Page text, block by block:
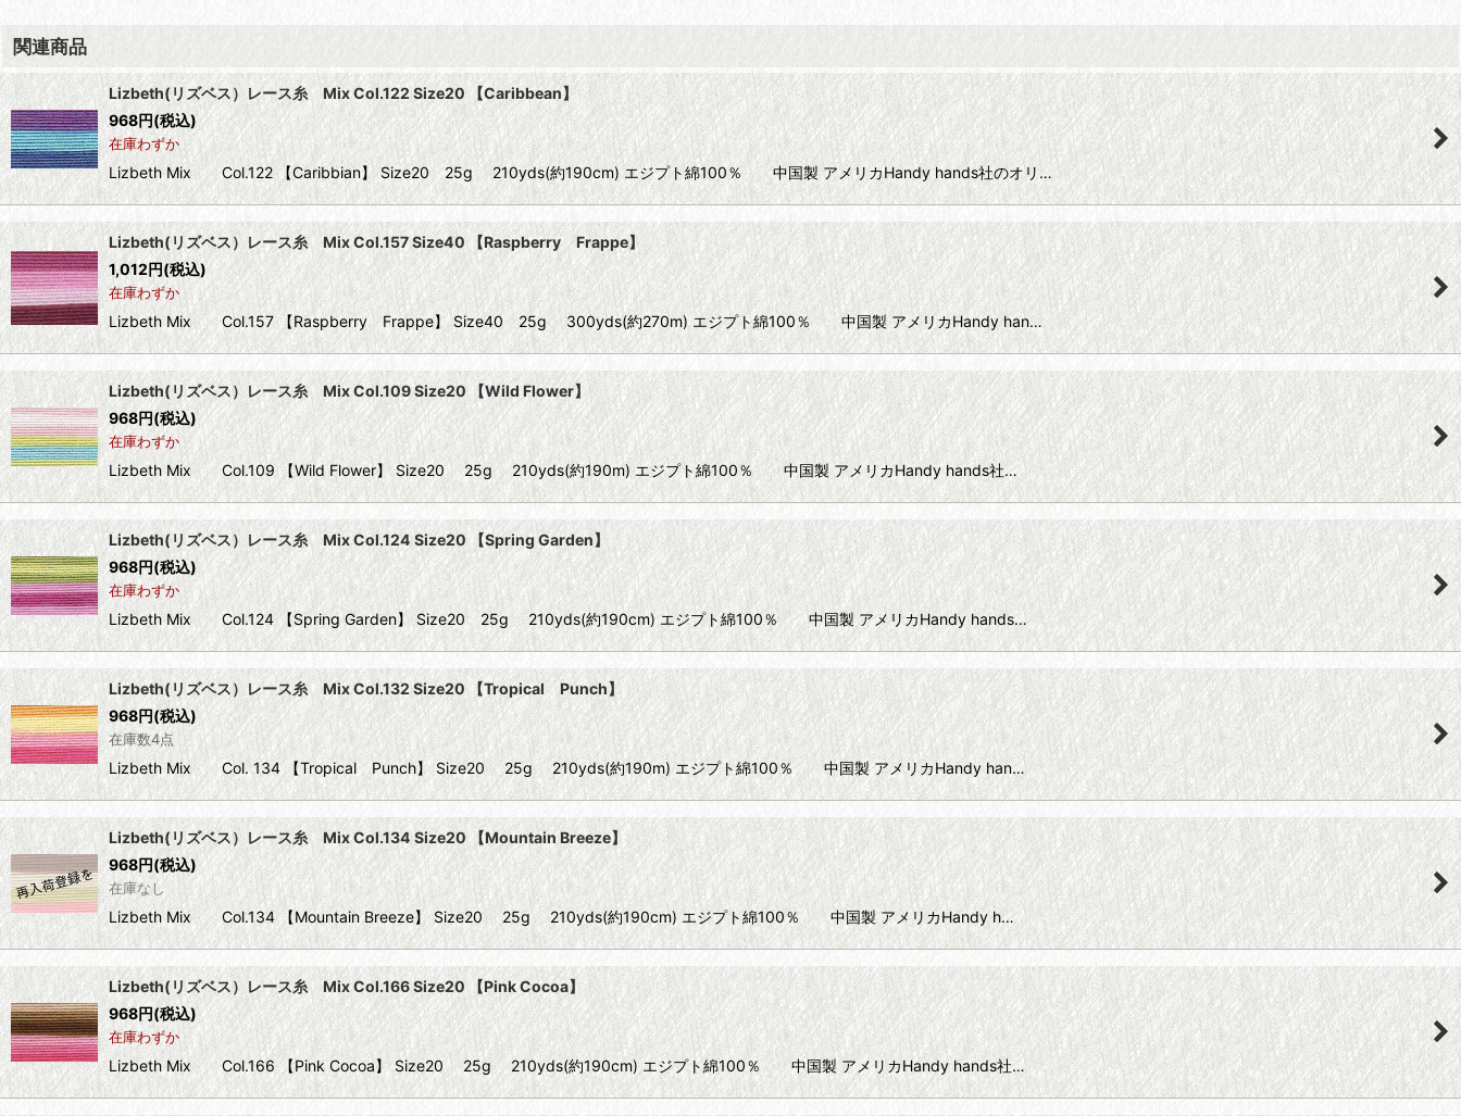
関連商品
Lizbeth(リズベス）レース糸 Mix Col.122 Size20 【Caribbean】
968円(税込)
在庫わずか
Lizbeth Mix Col.122 【Caribbian】 Size20 25g 210yds(約190cm) エジプト綿100％ 中国製 アメリカHandy hands社のオリ…
Lizbeth(リズベス）レース糸 Mix Col.157 Size40 【Raspberry Frappe】
1,012円(税込)
在庫わずか
Lizbeth Mix Col.157 【Raspberry Frappe】 Size40 25g 300yds(約270m) エジプト綿100％ 中国製 アメリカHandy han…
Lizbeth(リズベス）レース糸 Mix Col.109 Size20 【Wild Flower】
968円(税込)
在庫わずか
Lizbeth Mix Col.109 【Wild Flower】 Size20 25g 210yds(約190m) エジプト綿100％ 中国製 アメリカHandy hands社…
Lizbeth(リズベス）レース糸 Mix Col.124 Size20 【Spring Garden】
968円(税込)
在庫わずか
Lizbeth Mix Col.124 【Spring Garden】 Size20 25g 210yds(約190cm) エジプト綿100％ 中国製 アメリカHandy hands…
Lizbeth(リズベス）レース糸 Mix Col.132 Size20 【Tropical Punch】
968円(税込)
在庫数4点
Lizbeth Mix Col. 134 【Tropical Punch】 Size20 25g 210yds(約190m) エジプト綿100％ 中国製 アメリカHandy han…
Lizbeth(リズベス）レース糸 Mix Col.134 Size20 【Mountain Breeze】
968円(税込)
在庫なし
Lizbeth Mix Col.134 【Mountain Breeze】 Size20 25g 210yds(約190cm) エジプト綿100％ 中国製 アメリカHandy h…
Lizbeth(リズベス）レース糸 Mix Col.166 Size20 【Pink Cocoa】
968円(税込)
在庫わずか
Lizbeth Mix Col.166 【Pink Cocoa】 Size20 25g 210yds(約190cm) エジプト綿100％ 中国製 アメリカHandy hands社…